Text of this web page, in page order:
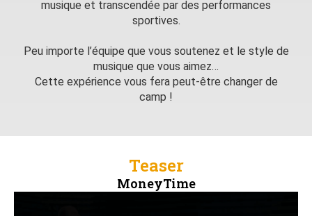
musique et transcendée par des performances
sportives.
Peu importe l’équipe que vous soutenez et le style de
musique que vous aimez…
Cette expérience vous fera peut-être changer de
camp !
Teaser
MoneyTime